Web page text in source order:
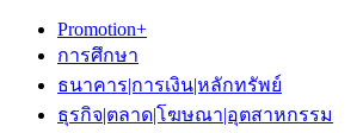
Promotion+
การศึกษา
ธนาคาร|การเงิน|หลักทรัพย์
ธุรกิจ|ตลาด|โฆษณา|อุตสาหกรรม